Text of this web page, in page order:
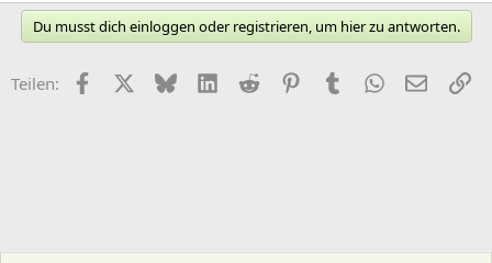
Du musst dich einloggen oder registrieren, um hier zu antworten.
Teilen: FacebookX (Twitter)
BlueskyLinkedIn
Reddit PinterestTumblr WhatsApp
E-Mail